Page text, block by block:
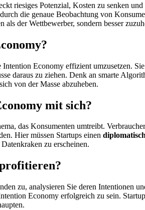
riesiges Potenzial, Kosten zu senken
die genaue Beobachtung von
der Wettbewerber, sondern besser
Economy effizient umzusetzen.
daraus zu ziehen. Denk an smarte
von der Masse abzuheben.
mit sich?
das Konsumenten umtreibt.
Hier müssen Startups einen
zu erscheinen.
zu, analysieren Sie deren Intentionen
Economy erfolgreich zu sein.